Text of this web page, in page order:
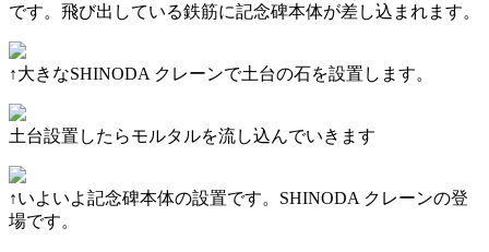
です。飛び出している鉄筋に記念碑本体が差し込まれます。
↑大きなSHINODA クレーンで土台の石を設置します。
土台設置したらモルタルを流し込んでいきます
↑いよいよ記念碑本体の設置です。SHINODA クレーンの登
場です。